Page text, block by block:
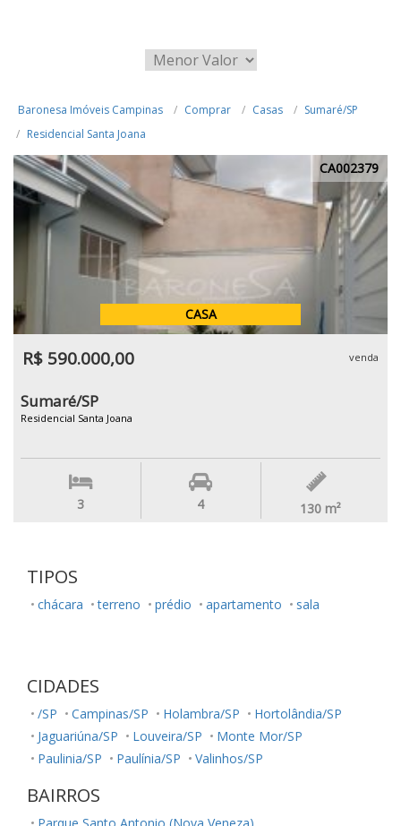
Baronesa Imóveis Campinas Comprar Casas
Sumaré/SP
Residencial Santa Joana
CA002379
CASA
R$ 590.000,00 venda
Sumaré/SP
Residencial Santa Joana
3 4 130 m²
TIPOS
chácara terreno prédio apartamento sala
CIDADES
/SP Campinas/SP Holambra/SP
Hortolândia/SP
Jaguariúna/SP
Louveira/SP
Monte Mor/SP
Paulinia/SP
Paulínia/SP Valinhos/SP
BAIRROS